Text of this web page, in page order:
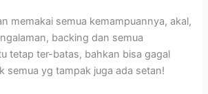
memakai semua kemampuannya, akal,
backing dan semua
tetap ter-batas, bahkan bisa gagal
semua yg tampak juga ada setan!